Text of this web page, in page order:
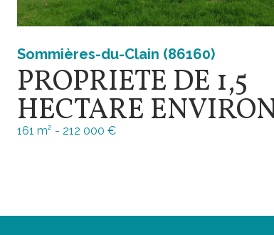
Sommières-du-Clain (86160)
PROPRIETE DE 1,5
HECTARE
161 m² - 212 000 €